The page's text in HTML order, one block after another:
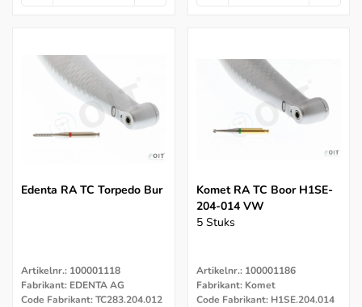
Edenta RA TC Torpedo Bur
Artikelnr.: 100001118
Fabrikant: EDENTA AG
Code Fabrikant: TC283.204.012
Komet RA TC Boor H1SE-
204-014 VW
5 Stuks
Artikelnr.: 100001186
Fabrikant: Komet
Code Fabrikant: H1SE.204.014